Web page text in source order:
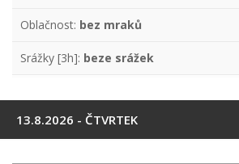
Oblačnost: bez mraků
Srážky [3h]: beze srážek
13.8.2026 - ČTVRTEK